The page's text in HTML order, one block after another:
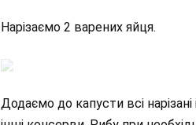
Нарізаємо 2 варених яйця.
Додаємо до капусти всі